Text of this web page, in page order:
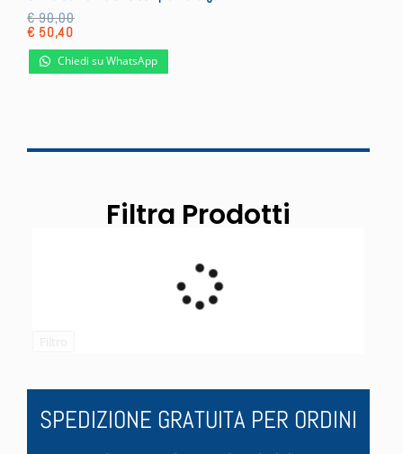
€90,00
€ 50,40
Chiedi su WhatsApp
Filtra Prodotti
SPEDIZIONE GRATUITA PER ORDINI